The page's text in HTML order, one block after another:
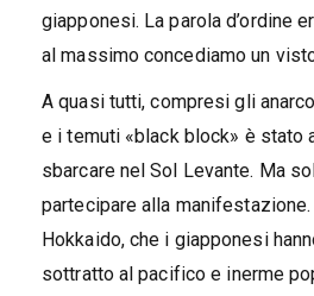
giapponesi. La parola d’ordine
al massimo concediamo un
A quasi tutti, compresi gli
e i temuti «black block» è stato
sbarcare nel Sol Levante. Ma
partecipare alla manifestazione.
Hokkaido, che i giapponesi
sottratto al pacifico e inerme